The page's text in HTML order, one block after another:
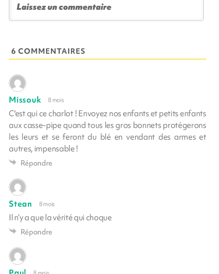
6 COMMENTAIRES
Missouk 8 mois
C'est qui ce charlot ! Envoyez nos enfants et petits enfants
aux casse-pipe quand tous les gros bonnets protégerons
les leurs et se feront du blé en vendant des armes et
autres, impensable !
Répondre
Stean 8 mois
Il n’y a que la vérité qui choque
Répondre